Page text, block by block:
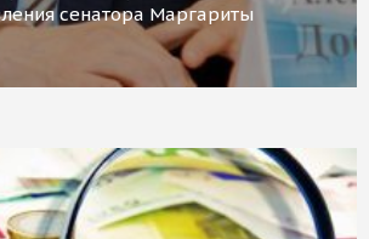
сенатора Маргариты